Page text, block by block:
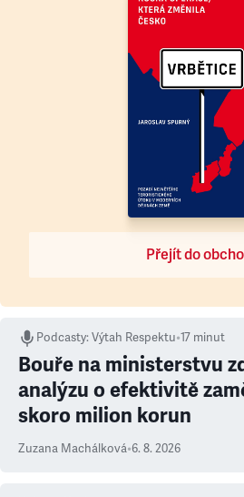
Přejít do
Podcasty:Výtah Respektu•17 minut
Bouře na ministerstvu
analýzu o efektivitě
skoro milion korun
Zuzana Machálková•6. 8. 2026